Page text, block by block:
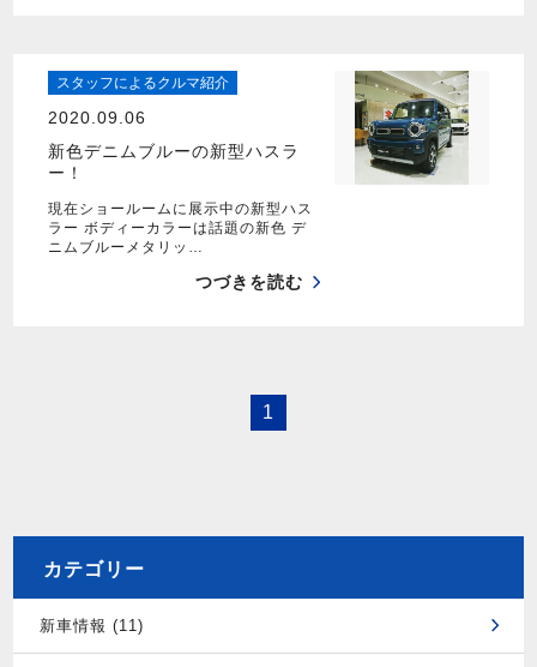
スタッフによるクルマ紹介
2020.09.06
新色デニムブルーの新型ハスラ
ー！
現在ショールームに展示中の新型ハス
ラー ボディーカラーは話題の新色 デ
ニムブルーメタリッ…
つづきを読む
1
カテゴリー
新車情報 (11)